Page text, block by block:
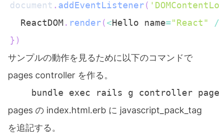
document . addEventListener (
ReactDOM . render ( < Hello name= "React"
/
} )
サンプルの動作を見るために以下のコマンドで
pages controller を作る。
pages の index.html.erb に javascript_pack_tag
を追記する。